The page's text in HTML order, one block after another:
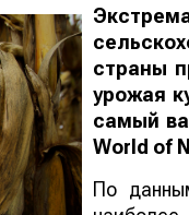
страны
урожая
самый
World of
По